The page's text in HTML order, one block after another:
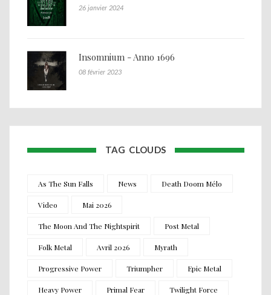
26 janvier 2024
Insomnium - Anno 1696
08 février 2023
TAG CLOUDS
As The Sun Falls News Death Doom Mélo
Video Mai 2026
The Moon And The Nightspirit Post Metal
Folk Metal Avril 2026 Myrath
Progressive Power Triumpher Epic Metal
Heavy Power Primal Fear Twilight Force